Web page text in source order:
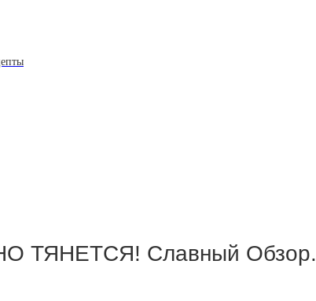
ТЯНЕТСЯ! Славный Обзор.